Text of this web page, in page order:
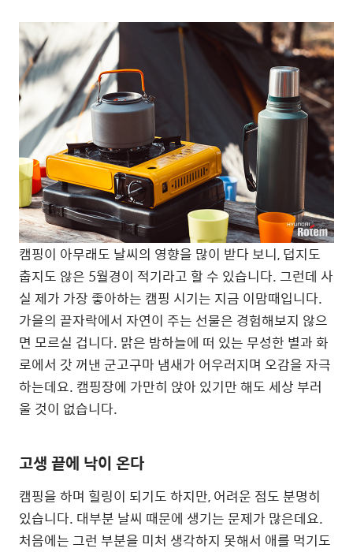
캠핑이 아무래도 날씨의 영향을 많이 받다 보니, 덥지도
춥지도 않은 5월경이 적기라고 할 수 있습니다. 그런데 사
실 제가 가장 좋아하는 캠핑 시기는 지금 이맘때입니다.
가을의 끝자락에서 자연이 주는 선물은 경험해보지 않으
면 모르실 겁니다. 맑은 밤하늘에 떠 있는 무성한 별과 화
로에서 갓 꺼낸 군고구마 냄새가 어우러지며 오감을 자극
하는데요. 캠핑장에 가만히 앉아 있기만 해도 세상 부러
울 것이 없습니다.
고생 끝에 낙이 온다
캠핑을 하며 힐링이 되기도 하지만, 어려운 점도 분명히
있습니다. 대부분 날씨 때문에 생기는 문제가 많은데요.
처음에는 그런 부분을 미처 생각하지 못해서 애를 먹기도